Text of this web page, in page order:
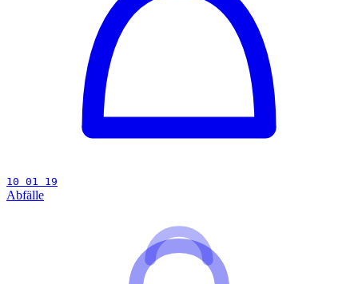
10 01 19
Abfälle